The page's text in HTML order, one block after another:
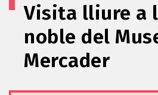
Visita lliure a
noble del
Mercader